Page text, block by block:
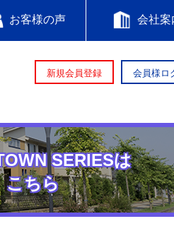
お客様の声 会社案
新規会員登録 会員様ロ
SERIESは
こちら